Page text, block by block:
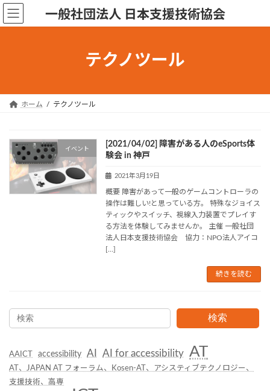
コ
ン
キ
ナ
ビ
に
一般社団法人 日本支援技術協会
テクノツール
ホーム テクノツール
イベント
[2021/04/02] 障害がある人のeSports体
験会 in 神戸
2021年3月19日
概要 障害があって一般のゲームコントローラの
操作は難しい!と思っている方。 特殊なジョイス
ティックやスイッチ、視線入力装置でプレイす
る方法を体験してみませんか。 主催 一般社団
法人日本支援技術協会 協力：NPO法人アイコ
[…]
続きを読む
検索
AAICT accessibility AI AI for accessibility AT
AT、JAPAN AT フォーラム、Kosen-AT、アシスティブテクノロジー、
支援技術、高専